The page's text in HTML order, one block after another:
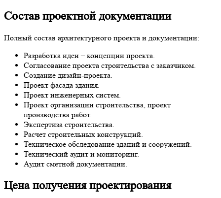
Состав проектной документации
Полный состав архитектурного проекта и документации:
Разработка идеи – концепции проекта.
Согласование проекта строительства с заказчиком.
Создание дизайн-проекта.
Проект фасада здания.
Проект инженерных систем.
Проект организации строительства, проект
производства работ.
Экспертиза строительства.
Расчет строительных конструкций.
Техническое обследование зданий и сооружений.
Технический аудит и мониторинг.
Аудит сметной документации.
Цена получения проектирования